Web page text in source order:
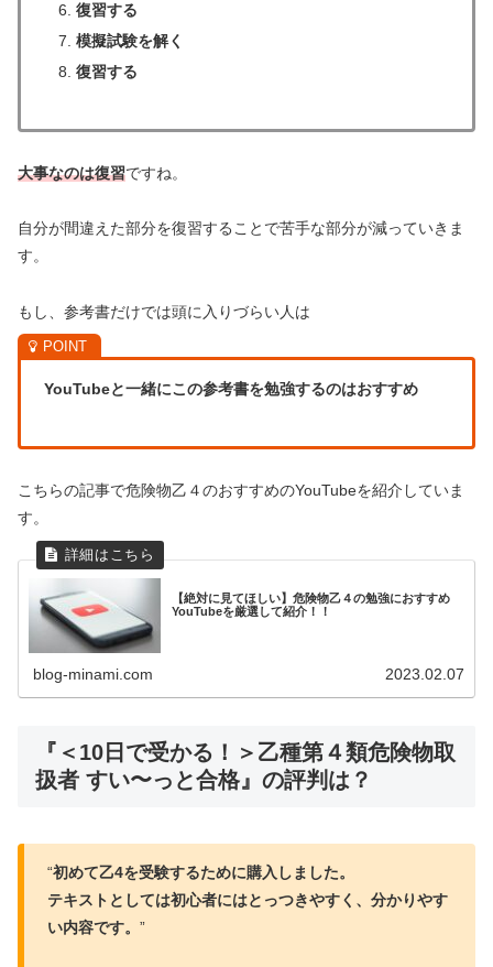
復習する
模擬試験を解く
復習する
大事なのは復習ですね。
自分が間違えた部分を復習することで苦手な部分が減っていきま
す。
もし、参考書だけでは頭に入りづらい人は
YouTubeと一緒にこの参考書を勉強するのはおすすめ
こちらの記事で危険物乙４のおすすめのYouTubeを紹介していま
す。
【絶対に見てほしい】危険物乙４の勉強におすすめ
YouTubeを厳選して紹介！！
blog-minami.com 2023.02.07
『＜10日で受かる！＞乙種第４類危険物取
扱者 すい〜っと合格』の評判は？
“初めて乙4を受験するために購入しました。
テキストとしては初心者にはとっつきやすく、分かりやす
い内容です。 ”